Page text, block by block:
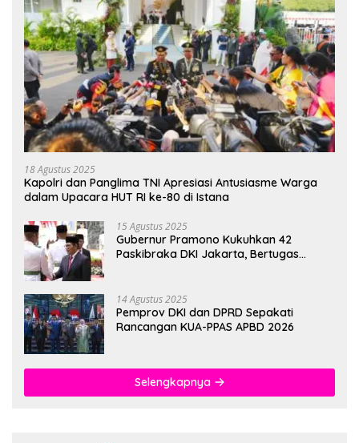
18 Agustus 2025
Kapolri dan Panglima TNI Apresiasi Antusiasme Warga
dalam Upacara HUT RI ke-80 di Istana
15 Agustus 2025
Gubernur Pramono Kukuhkan 42
Paskibraka DKI Jakarta, Bertugas
14 Agustus 2025
Pemprov DKI dan DPRD Sepakati
Rancangan KUA-PPAS APBD 2026
Selengkapnya